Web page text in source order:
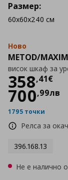
Ново
METOD/
висок шкаф за
358,41€
Цена
700,99лв
1795 точки
Релса за
396.168.13
Размер:
60x60x240 см
Не е налично